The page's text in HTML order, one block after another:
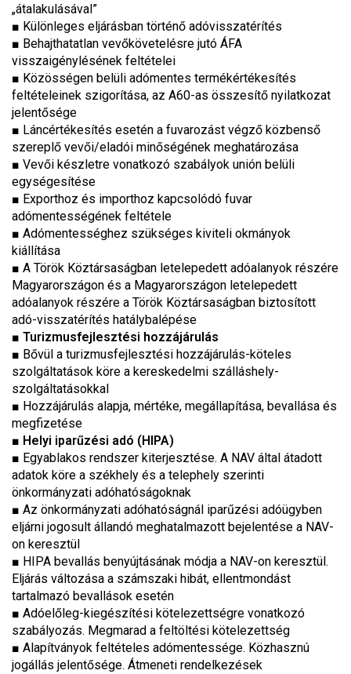
„átalakulásával”
■ Különleges eljárásban történő adóvisszatérítés
■ Behajthatatlan vevőkövetelésre jutó ÁFA
visszaigénylésének feltételei
■ Közösségen belüli adómentes termékértékesítés
feltételeinek szigorítása, az A60-as összesítő nyilatkozat
jelentősége
■ Láncértékesítés esetén a fuvarozást végző közbenső
szereplő vevői/eladói minőségének meghatározása
■ Vevői készletre vonatkozó szabályok unión belüli
egységesítése
■ Exporthoz és importhoz kapcsolódó fuvar
adómentességének feltétele
■ Adómentességhez szükséges kiviteli okmányok
kiállítása
■ A Török Köztársaságban letelepedett adóalanyok részére
Magyarországon és a Magyarországon letelepedett
adóalanyok részére a Török Köztársaságban biztosított
adó-visszatérítés hatálybalépése
■ Turizmusfejlesztési hozzájárulás
■ Bővül a turizmusfejlesztési hozzájárulás-köteles
szolgáltatások köre a kereskedelmi szálláshely-
szolgáltatásokkal
■ Hozzájárulás alapja, mértéke, megállapítása, bevallása és
megfizetése
■ Helyi iparűzési adó (HIPA)
■ Egyablakos rendszer kiterjesztése. A NAV által átadott
adatok köre a székhely és a telephely szerinti
önkormányzati adóhatóságoknak
■ Az önkormányzati adóhatóságnál iparűzési adóügyben
eljárni jogosult állandó meghatalmazott bejelentése a NAV-
on keresztül
■ HIPA bevallás benyújtásának módja a NAV-on keresztül.
Eljárás változása a számszaki hibát, ellentmondást
tartalmazó bevallások esetén
■ Adóelőleg-kiegészítési kötelezettségre vonatkozó
szabályozás. Megmarad a feltöltési kötelezettség
■ Alapítványok feltételes adómentessége. Közhasznú
jogállás jelentősége. Átmeneti rendelkezések